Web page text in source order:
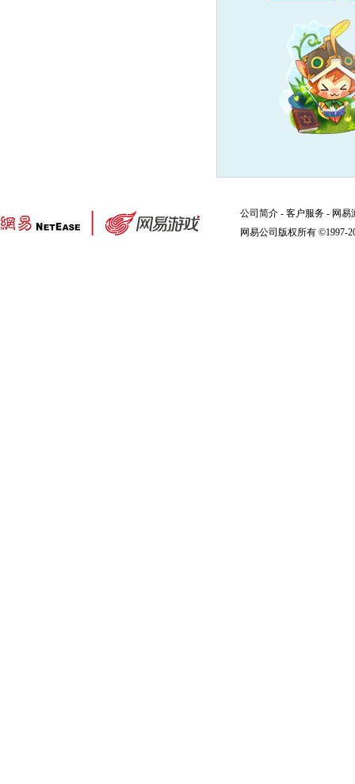
公司简介 - 客户服务 - 网易
网易公司版权所有 ©1997-